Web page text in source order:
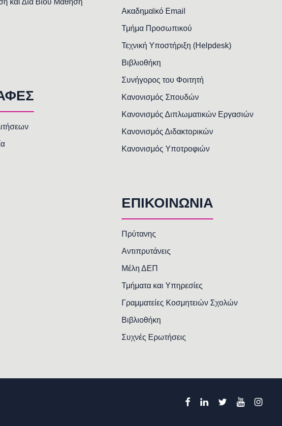
και Δια Βίου Μάθηση
Ακαδημαϊκό Email
Τμήμα Προσωπικού
Τεχνική Υποστήριξη (Helpdesk)
Βιβλιοθήκη
Συνήγορος του Φοιτητή
Κανονισμός Σπουδών
Κανονισμός Διπλωματικών Εργασιών
Κανονισμός Διδακτορικών
Κανονισμός Υποτροφιών
ΕΠΙΚΟΙΝΩΝΙΑ
Πρύτανης
Αντιπρυτάνεις
Μέλη ΔΕΠ
Τμήματα και Υπηρεσίες
Γραμματείες Κοσμητειών Σχολών
Βιβλιοθήκη
Συχνές Ερωτήσεις